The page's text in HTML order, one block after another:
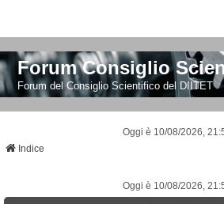
Forum Consiglio
Forum del Consiglio Scientifico del DIITET
Oggi è 10/08/2026,
Indice
Oggi è 10/08/2026,